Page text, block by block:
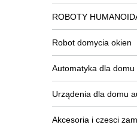
ROBOTY
Robot domycia okien
Automatyka dla domu
Urządenia dla domu
Akcesoria i czesci